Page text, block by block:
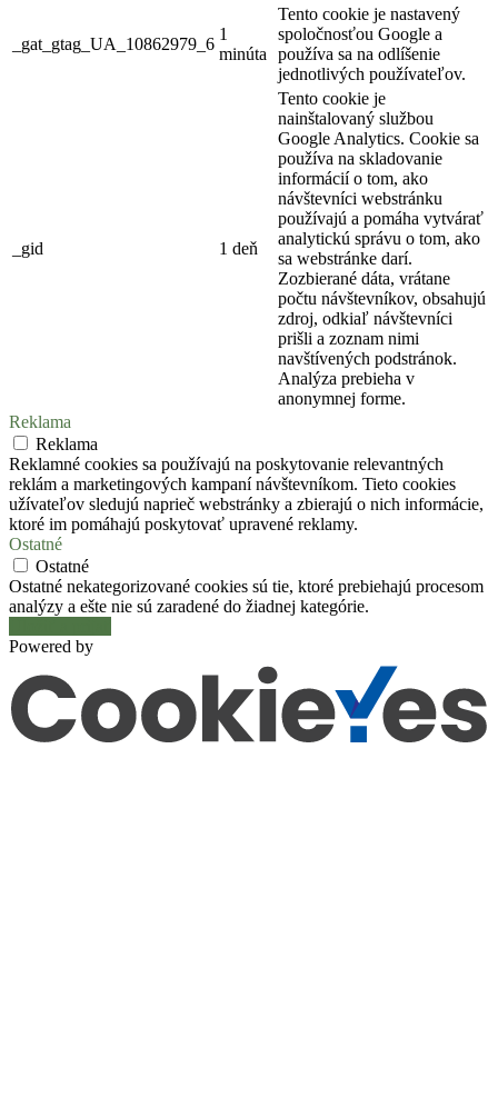
_gat_gtag_UA_10862979_6
1
minúta
Tento cookie je nastavený
spoločnosťou Google a
používa sa na odlíšenie
jednotlivých používateľov.
_gid 1 deň
Tento cookie je
nainštalovaný službou
Google Analytics. Cookie sa
používa na skladovanie
informácií o tom, ako
návštevníci webstránku
používajú a pomáha vytvárať
analytickú správu o tom, ako
sa webstránke darí.
Zozbierané dáta, vrátane
počtu návštevníkov, obsahujú
zdroj, odkiaľ návštevníci
prišli a zoznam nimi
navštívených podstránok.
Analýza prebieha v
anonymnej forme.
Reklama
Reklama
Reklamné cookies sa používajú na poskytovanie relevantných
reklám a marketingových kampaní návštevníkom. Tieto cookies
užívateľov sledujú naprieč webstránky a zbierajú o nich informácie,
ktoré im pomáhajú poskytovať upravené reklamy.
Ostatné
Ostatné
Ostatné nekategorizované cookies sú tie, ktoré prebiehajú procesom
analýzy a ešte nie sú zaradené do žiadnej kategórie.
Powered by